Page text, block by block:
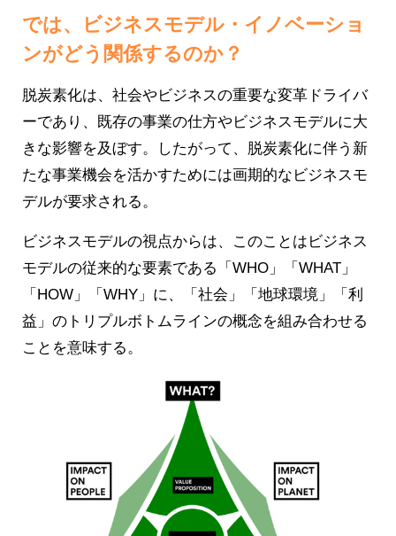
では、ビジネスモデル・イノベーショ
ンがどう関係するのか？
脱炭素化は、社会やビジネスの重要な変革ドライバ
ーであり、既存の事業の仕方やビジネスモデルに大
きな影響を及ぼす。したがって、脱炭素化に伴う新
たな事業機会を活かすためには画期的なビジネスモ
デルが要求される。
ビジネスモデルの視点からは、このことはビジネス
モデルの従来的な要素である「WHO」「WHAT」
「HOW」「WHY」に、「社会」「地球環境」「利
益」のトリプルボトムラインの概念を組み合わせる
ことを意味する。